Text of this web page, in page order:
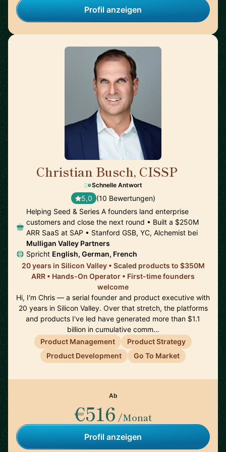
Profil anzeigen
Christian Busch, CISSP
Schnelle Antwort
5,0 (10 Bewertungen)
Helping Seed & Series A founders land enterprise
customers and close the next round • Built a $250M
ARR SaaS at SAP • Stanford GSB, YC, Alchemist bei
Mulligan Valley Partners
Spricht English, German, French
20 years in Silicon Valley • Scaled products to $350M
ARR • Hands-On Operator • First-time founders
welcome
Hi, I'm Chris — a serial founder and product executive with
20 years in Silicon Valley. Over that stretch, the platforms
and products I've led have generated more than $1.1
billion in cumulative comm…
Product Management
Product Strategy
Product Development
Go To Market
Ab
€516 /Monat
Profil anzeigen